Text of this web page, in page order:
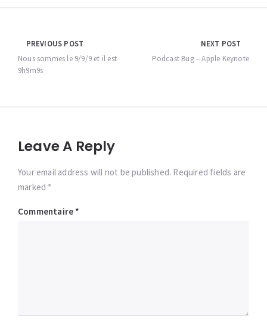
Navigation
de
PREVIOUS POST
Nous sommes le 9/9/9 et il est
9h9m9s
NEXT POST
Podcast Bug – Apple Keynote
Leave A Reply
Your email address will not be published. Required fields are
marked *
Commentaire *